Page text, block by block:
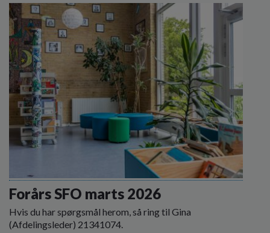
Forårs SFO marts 2026
Hvis du har spørgsmål herom, så ring til Gina
(Afdelingsleder) 21341074.